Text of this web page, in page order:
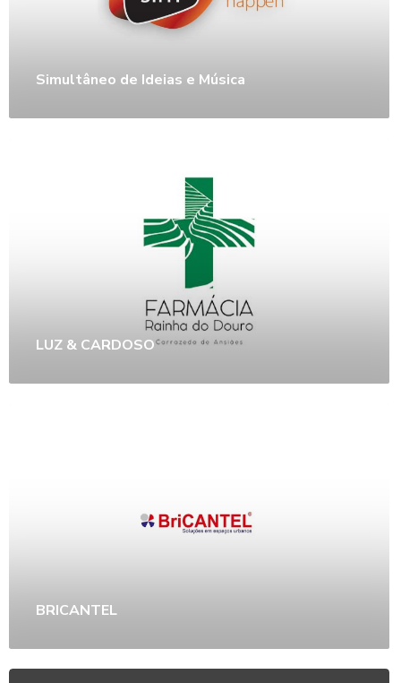
Simultâneo de Ideias e Música
LUZ & CARDOSO
BRICANTEL